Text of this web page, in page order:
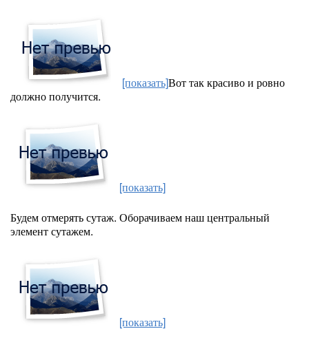
[показать]Вот так красиво и ровно
должно получится.
[показать]
Будем отмерять сутаж. Оборачиваем наш центральный
элемент сутажем.
[показать]